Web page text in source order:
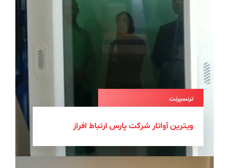
آواتار شرکت پارس ارتباط افراز